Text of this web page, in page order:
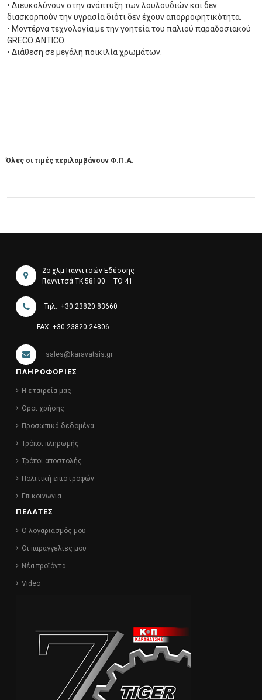
• Διευκολύνουν στην ανάπτυξη των λουλουδιών και δεν
διασκορπούν την υγρασία διότι δεν έχουν απορροφητικότητα.
• Μοντέρνα τεχνολογία με την γοητεία του παλιού παραδοσιακού
GRECO ANTICO.
• Διάθεση σε μεγάλη ποικιλία χρωμάτων.
Όλες οι τιμές περιλαμβάνουν Φ.Π.Α.
2ο χλμ Γιαννιτσών-Εδέσσης
Γιαννιτσά ΤΚ 58100 – ΤΘ 41
Τηλ.: +30.23820.83660
FAX: +30.23820.24806
sales@karavatsis.gr
ΠΛΗΡΟΦΟΡΙΕΣ
Η εταιρεία μας
Όροι χρήσης
Προσωπικά δεδομένα
Τρόποι πληρωμής
Τρόποι αποστολής
Πολιτική επιστροφών
Επικοινωνία
ΠΕΛΑΤΕΣ
Ο λογαριασμός μου
Οι παραγγελίες μου
Νέα προϊόντα
Video